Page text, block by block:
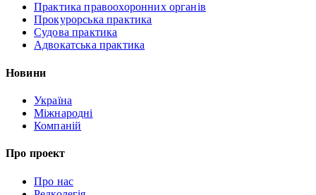
Практика правоохоронних органів
Прокурорська практика
Судова практика
Адвокатська практика
Новини
Україна
Міжнародні
Компаній
Про проект
Про нас